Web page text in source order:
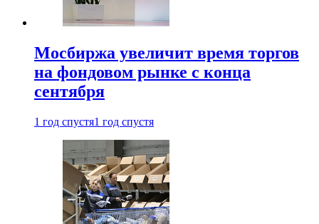
Мосбиржа увеличит время торгов
на фондовом рынке с конца
сентября
1 год спустя1 год спустя